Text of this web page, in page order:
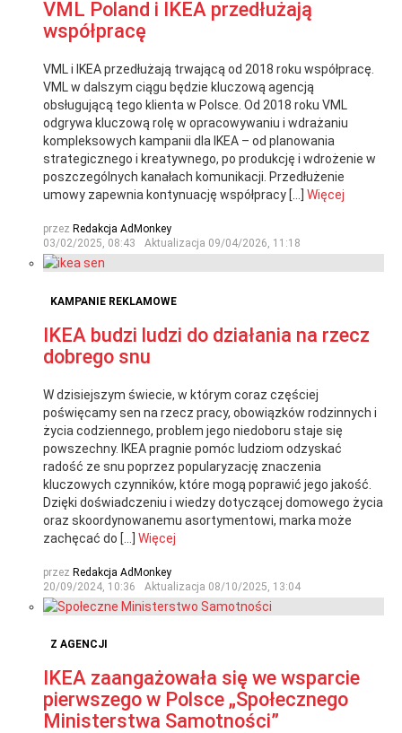
VML Poland i IKEA przedłużają
współpracę
VML i IKEA przedłużają trwającą od 2018 roku współpracę.
VML w dalszym ciągu będzie kluczową agencją
obsługującą tego klienta w Polsce. Od 2018 roku VML
odgrywa kluczową rolę w opracowywaniu i wdrażaniu
kompleksowych kampanii dla IKEA – od planowania
strategicznego i kreatywnego, po produkcję i wdrożenie w
poszczególnych kanałach komunikacji. Przedłużenie
umowy zapewnia kontynuację współpracy […] Więcej
przez Redakcja AdMonkey
03/02/2025, 08:43
Aktualizacja 09/04/2026, 11:18
KAMPANIE REKLAMOWE
IKEA budzi ludzi do działania na rzecz
dobrego snu
W dzisiejszym świecie, w którym coraz częściej
poświęcamy sen na rzecz pracy, obowiązków rodzinnych i
życia codziennego, problem jego niedoboru staje się
powszechny. IKEA pragnie pomóc ludziom odzyskać
radość ze snu poprzez popularyzację znaczenia
kluczowych czynników, które mogą poprawić jego jakość.
Dzięki doświadczeniu i wiedzy dotyczącej domowego życia
oraz skoordynowanemu asortymentowi, marka może
zachęcać do […] Więcej
przez Redakcja AdMonkey
20/09/2024, 10:36
Aktualizacja 08/10/2025, 13:04
Z AGENCJI
IKEA zaangażowała się we wsparcie
pierwszego w Polsce „Społecznego
Ministerstwa Samotności”